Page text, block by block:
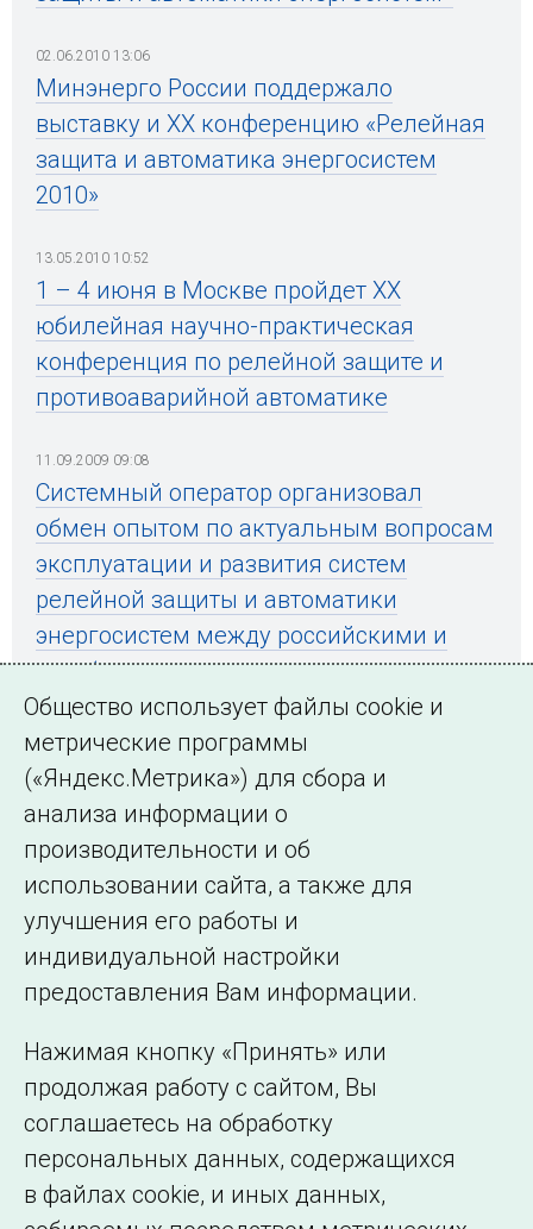
02.06.2010 13:06
Минэнерго России поддержало
выставку и ХХ конференцию «Релейная
защита и автоматика энергосистем
2010»
13.05.2010 10:52
1 – 4 июня в Москве пройдет ХХ
юбилейная научно-практическая
конференция по релейной защите и
противоаварийной автоматике
11.09.2009 09:08
Системный оператор организовал
обмен опытом по актуальным вопросам
эксплуатации и развития систем
релейной защиты и автоматики
энергосистем между российскими и
зарубежными специалистами
← Все публикации
Подписаться на новости
©2005–2026 АО «СО ЕЭС»
Филиалы и
представительства
Сведения об
образовательной
организации
Общество использует файлы cookie и
метрические программы
(«Яндекс.Метрика») для сбора и
анализа информации о
производительности и об
использовании сайта, а также для
улучшения его работы и
индивидуальной настройки
предоставления Вам информации.
Нажимая кнопку «Принять» или
продолжая работу с сайтом, Вы
соглашаетесь на обработку
персональных данных, содержащихся
в файлах cookie, и иных данных,